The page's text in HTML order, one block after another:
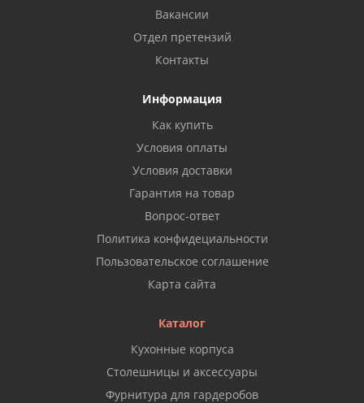
Вакансии
Отдел претензий
Контакты
Информация
Как купить
Условия оплаты
Условия доставки
Гарантия на товар
Вопрос-ответ
Политика конфидециальности
Пользовательское соглашение
Карта сайта
Каталог
Кухонные корпуса
Столешницы и аксессуары
Фурнитура для гардеробов